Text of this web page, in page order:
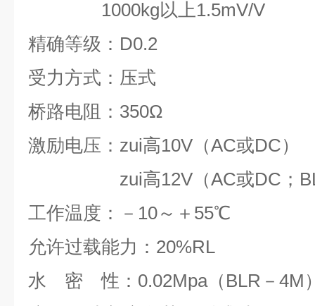
1000kg以上1.5mV/V
精确等级：D0.2
受力方式：压式
桥路电阻：350Ω
激励电压：zui高10V（AC或DC）
zui高12V（AC或DC；
工作温度：－10～＋55℃
允许过载能力：20%RL
水 密 性：0.02Mpa（BLR－4M